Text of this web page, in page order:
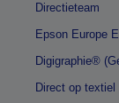
Directieteam
Epson Europe
Digigraphie®
Direct op textiel